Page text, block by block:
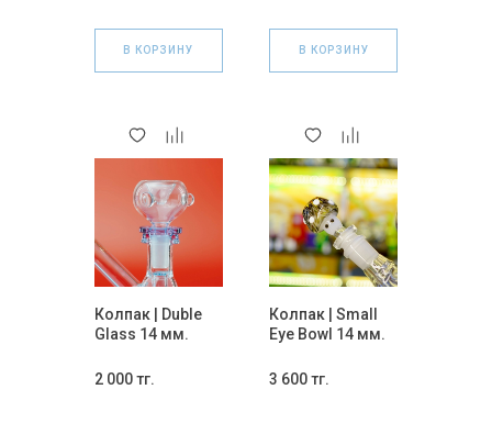
В КОРЗИНУ В КОРЗИНУ
Колпак | Duble
Glass 14 мм.
2 000 тг.
Колпак | Small
Eye Bowl 14 мм.
3 600 тг.